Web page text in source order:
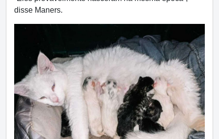
disse Maners.